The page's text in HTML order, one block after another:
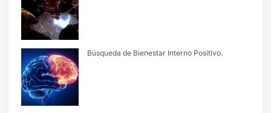
Búsqueda de Bienestar Interno Positivo.